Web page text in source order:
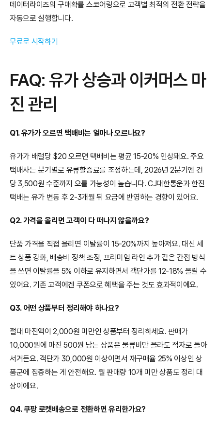
데이터라이즈의 구매확률 스코어링으로 고객별 최적의 전환 전략을
자동으로 실행합니다.
무료로 시작하기
FAQ: 유가 상승과 이커머스 마
진 관리
Q1. 유가가 오르면 택배비는 얼마나 오르나요?
유가가 배럴당 $20 오르면 택배비는 평균 15-20% 인상돼요. 주요
택배사는 분기별로 유류할증료를 조정하는데, 2026년 2분기엔 건
당 3,500원 수준까지 오를 가능성이 높습니다. CJ대한통운과 한진
택배는 유가 변동 후 2-3개월 뒤 요금에 반영하는 경향이 있어요.
Q2. 가격을 올리면 고객이 다 떠나지 않을까요?
단품 가격을 직접 올리면 이탈률이 15-20%까지 높아져요. 대신 세
트 상품 강화, 배송비 정책 조정, 프리미엄 라인 추가 같은 간접 방식
을 쓰면 이탈률을 5% 이하로 유지하면서 객단가를 12-18% 올릴 수
있어요. 기존 고객에겐 쿠폰으로 혜택을 주는 것도 효과적이에요.
Q3. 어떤 상품부터 정리해야 하나요?
절대 마진액이 2,000원 미만인 상품부터 정리하세요. 판매가
10,000원에 마진 500원 남는 상품은 물류비만 올라도 적자로 돌아
서거든요. 객단가 30,000원 이상이면서 재구매율 25% 이상인 상
품군에 집중하는 게 안전해요. 월 판매량 10개 미만 상품도 정리 대
상이에요.
Q4. 쿠팡 로켓배송으로 전환하면 유리한가요?